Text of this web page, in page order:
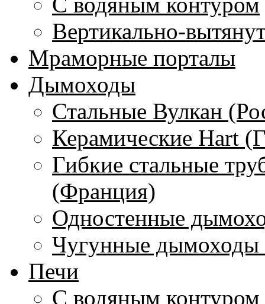
Вертикально-
Мраморные порталы
Дымоходы
Стальные Вулкан
Керамические Hart
Гибкие стальные
(Франция)
Одностенные
Чугунные
Печи
С водяным контуром